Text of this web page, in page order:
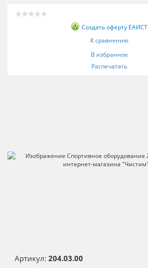
Создать оферту ЕАИСТ
К сравнению
В избранное
Распечатать
Артикул: 204.03.00